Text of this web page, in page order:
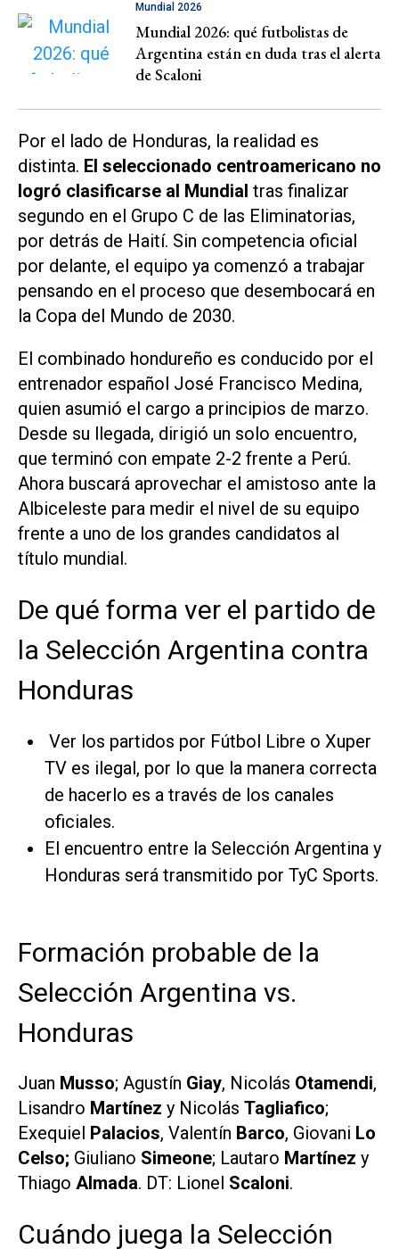
Mundial 2026
Mundial 2026: qué futbolistas de
Argentina están en duda tras el alerta
de Scaloni
Por el lado de Honduras, la realidad es
distinta. El seleccionado centroamericano no
logró clasificarse al Mundial tras finalizar
segundo en el Grupo C de las Eliminatorias,
por detrás de Haití. Sin competencia oficial
por delante, el equipo ya comenzó a trabajar
pensando en el proceso que desembocará en
la Copa del Mundo de 2030.
El combinado hondureño es conducido por el
entrenador español José Francisco Medina,
quien asumió el cargo a principios de marzo.
Desde su llegada, dirigió un solo encuentro,
que terminó con empate 2-2 frente a Perú.
Ahora buscará aprovechar el amistoso ante la
Albiceleste para medir el nivel de su equipo
frente a uno de los grandes candidatos al
título mundial.
De qué forma ver el partido de
la Selección Argentina contra
Honduras
Ver los partidos por Fútbol Libre o Xuper
TV es ilegal, por lo que la manera correcta
de hacerlo es a través de los canales
oficiales.
El encuentro entre la Selección Argentina y
Honduras será transmitido por TyC Sports.
Formación probable de la
Selección Argentina vs.
Honduras
Juan Musso; Agustín Giay, Nicolás Otamendi,
Lisandro Martínez y Nicolás Tagliafico;
Exequiel Palacios, Valentín Barco, Giovani Lo
Celso; Giuliano Simeone; Lautaro Martínez y
Thiago Almada. DT: Lionel Scaloni.
Cuándo juega la Selección